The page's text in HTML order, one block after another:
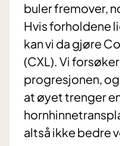
buler fremover,
Hvis forholdene
kan vi da gjøre
(CXL). Vi
progresjonen,
at øyet trenger
altså ikke bedre